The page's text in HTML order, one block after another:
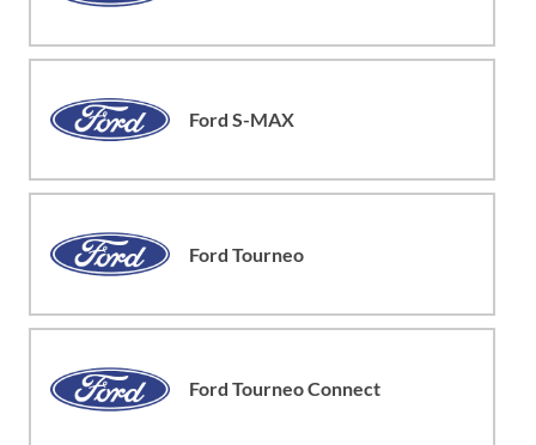
Ford S-MAX
Ford Tourneo
Ford Tourneo Connect